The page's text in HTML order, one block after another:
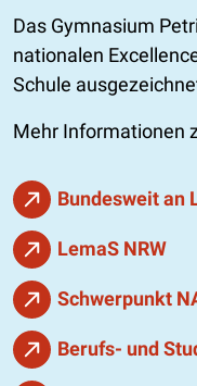
Das Gymnasium
nationalen
Schule
Mehr Informationen
Bundesweit an
LemaS NRW
Schwerpunkt
Berufs- und